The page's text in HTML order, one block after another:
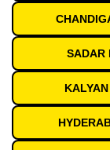
SADAR